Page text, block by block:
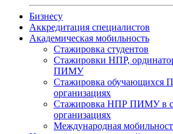
Бизнесу
Аккредитация специалистов
Академическая мобильность
Стажировка студентов
Стажировки НПР,
ПИМУ
Стажировка обучающихся
организациях
Стажировка НПР ПИМУ в
организациях
Международная